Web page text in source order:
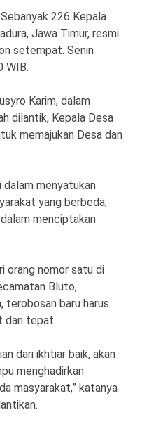
Sebanyak 226 Kepala
Jawa Timur, resmi
setempat. Senin
WIB.
Karim, dalam
dilantik, Kepala Desa
memajukan Desa dan
dalam menyatukan
yang berbeda,
menciptakan
orang nomor satu di
Bluto,
terobosan baru harus
dan tepat.
dari ikhtiar baik, akan
menghadirkan
masyarakat,” katanya